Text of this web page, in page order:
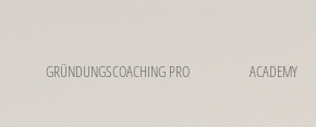
GRÜNDUNGSCOACHING PRO ACADEMY